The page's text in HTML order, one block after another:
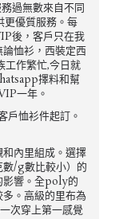
過無數來自不同
更優質服務。每
後，客戶只在我
恤衫，西裝定西
工作繁忙,今日就
擇料和幫
一年。
戶恤衫件起訂。
內里組成。選擇
/g數比較小）的
影響。全poly的
。高級的里布為
次穿上第一感覺